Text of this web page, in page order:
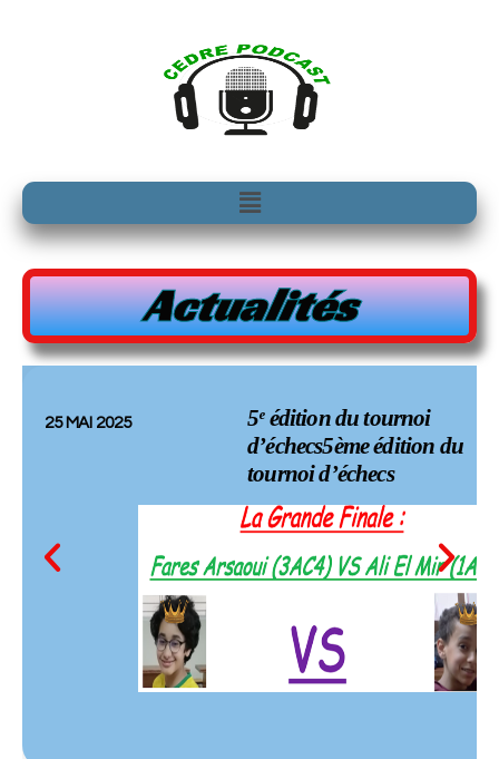
Menu
Actualités
25 MAI 2025
5ᵉ édition du tournoi
d’échecs5ème édition du
tournoi d’échecs